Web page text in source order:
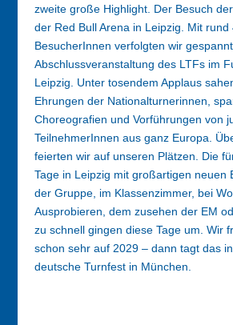
zweite große Highlight. Der Besuch
der Red Bull Arena in Leipzig. Mit
BesucherInnen verfolgten wir
Abschlussveranstaltung des LTFs im
Leipzig. Unter tosendem Applaus
Ehrungen der Nationalturnerinnen,
Choreografien und Vorführungen von
TeilnehmerInnen aus ganz Europa.
feierten wir auf unseren Plätzen. Die
Tage in Leipzig mit großartigen neuen
der Gruppe, im Klassenzimmer, bei
Ausprobieren, dem zusehen der EM
zu schnell gingen diese Tage um. Wir
schon sehr auf 2029 – dann tagt das
deutsche Turnfest in München.